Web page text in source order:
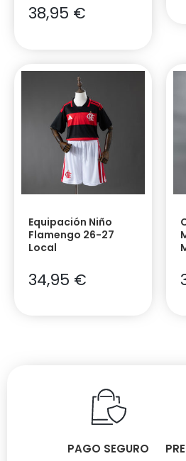
38,95 €
Equipación Niño
Flamengo 26-27
Local
34,95 €
PAGO SEGURO